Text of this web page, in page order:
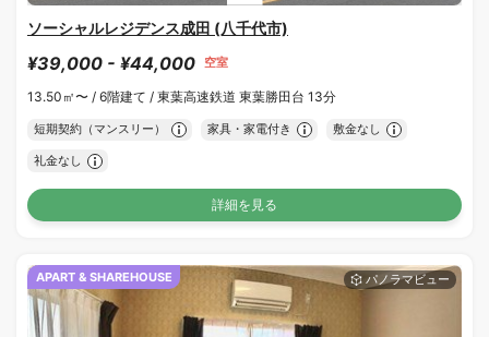
ソーシャルレジデンス成田 (八千代市)
¥39,000 - ¥44,000 空室
13.50㎡〜 / 6階建て / 東葉高速鉄道 東葉勝田台 13分
短期契約（マンスリー） 家具・家電付き 敷金なし
礼金なし
詳細を見る
APART & SHAREHOUSE